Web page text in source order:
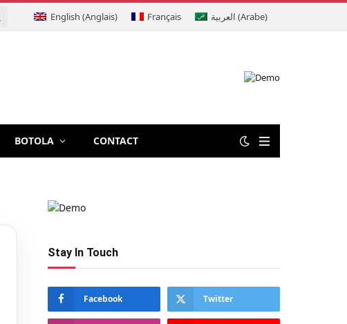
English (Anglais) Français العربية (Arabe)
BOTOLA CONTACT
Stay In Touch
Facebook Twitter